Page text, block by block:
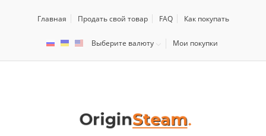
Главная Продать свой товар FAQ Как покупать
Выберите валюту Мои покупки